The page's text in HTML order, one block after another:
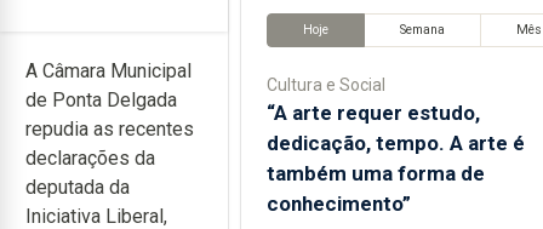
A Câmara Municipal
de Ponta Delgada
repudia as recentes
declarações da
deputada da
Iniciativa Liberal,
Hoje Semana Mês
Cultura e Social
“A arte requer estudo,
dedicação, tempo. A arte é
também uma forma de
conhecimento”